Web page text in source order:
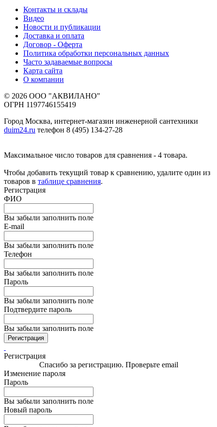
Контакты и склады
Видео
Новости и публикации
Доставка и оплата
Договор - Оферта
Политика обработки персональных данных
Часто задаваемые вопросы
Карта сайта
О компании
© 2026 ООО "АКВИЛАНО"
ОГРН 1197746155419
Город Москва, интернет-магазин инженерной сантехники
duim24.ru телефон 8 (495) 134-27-28
Максимальное число товаров для сравнения - 4 товара.
Чтобы добавить текущий товар к сравнению, удалите один из
товаров в таблице сравнения.
Регистрация
ФИО
Вы забыли заполнить поле
E-mail
Вы забыли заполнить поле
Телефон
Вы забыли заполнить поле
Пароль
Вы забыли заполнить поле
Подтвердите пароль
Вы забыли заполнить поле
Регистрация
Регистрация
Спасибо за регистрацию. Проверьте email
Изменение пароля
Пароль
Вы забыли заполнить поле
Новый пароль